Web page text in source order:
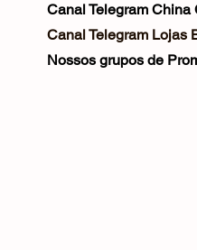
Canal Telegram
Canal Telegram Lojas
Nossos grupos de